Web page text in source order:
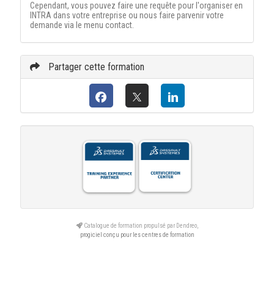
Cependant, vous pouvez faire une requête pour l'organiser en
INTRA dans votre entreprise ou nous faire parvenir votre
demande via le menu contact.
Partager cette formation
Catalogue de formation propulsé par Dendreo,
progiciel conçu pour les centres de formation